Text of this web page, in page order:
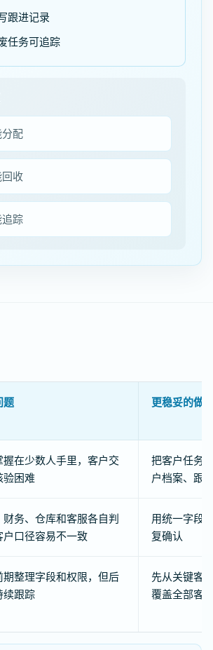
跟进记录
任务可追踪
配
收
踪
题 更稳妥的做
握在少数人手里，客户交
验困难
把客户任务
户档案、跟
财务、仓库和客服各自判
户口径容易不一致
用统一字段
复确认
期整理字段和权限，但后
续跟踪
先从关键客
覆盖全部客